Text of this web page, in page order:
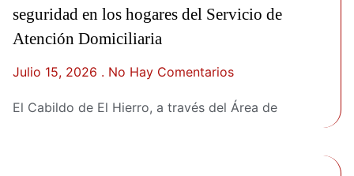
seguridad en los hogares del Servicio de
Atención Domiciliaria
Julio 15, 2026 No Hay Comentarios
El Cabildo de El Hierro, a través del Área de